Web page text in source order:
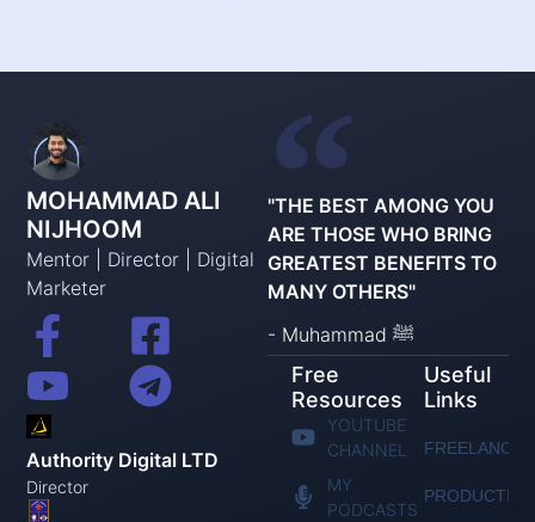
MOHAMMAD ALI
NIJHOOM
Mentor | Director | Digital
Marketer
Authority Digital LTD
Director
"THE BEST AMONG YOU
ARE THOSE WHO BRING
GREATEST BENEFITS TO
MANY OTHERS"
- Muhammad ﷺ
Free
Resources
YOUTUBE
CHANNEL
MY
PODCASTS
Useful
Links